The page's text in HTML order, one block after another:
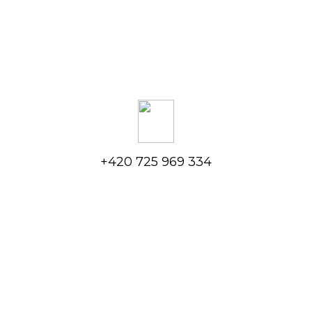
+420 725 969 334